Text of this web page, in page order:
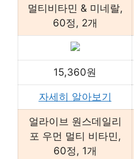
멀티비타민 & 미네랄,
60정, 2개
15,360원
자세히 알아보기
얼라이브 원스데일리
포 우먼 멀티 비타민,
60정, 1개